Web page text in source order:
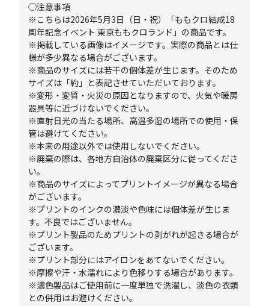
◯注意事項
※こちらは2026年5月3日（日・祝）「ももクロ結成18
周年記念イベント 東京ももクロランド」の商品です。
※掲載している画像はイメージです。実際の商品とは仕
様が多少異なる場合がございます。
※商品のサイズには若干の個体差が生じます。そのため
サイズは「約」と表記させていただいております。
※変形・変質・火災の原因となりますので、火気や暖房
器具等に近づけないでください。
※直射日光の当たる場所、高温多湿の場所での使用・保
管は避けてください。
※本来の用途以外では使用しないでください。
※廃棄の際は、各地方自治体の廃棄区分に従ってくださ
い。
※商品のサイズによってプリントイメージが異なる場合
がございます。
※プリントのインクの濃淡や色味には個体差が生じま
す。不良ではございません。
※プリント製品のためプリントの剥がれが起きる場合が
ございます。
※プリント部分にはアイロンをあてないでください。
※摩擦や汗・水濡れにより色移りする場合があります。
※濃色製品はご使用前に一度単独で洗濯し、淡色の衣類
との併用はお避けください。